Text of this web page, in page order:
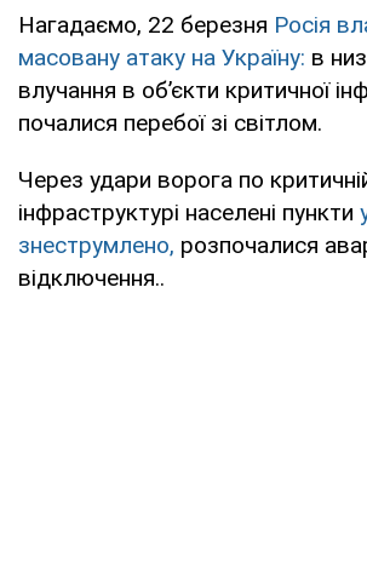
Нагадаємо, 22 березня Росія
масовану атаку на Україну: в
влучання в об’єкти критичної
почалися перебої зі світлом.
Через удари ворога по
інфраструктурі населені пункти
знеструмлено, розпочалися
відключення..